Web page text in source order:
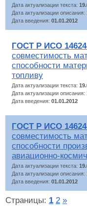
Дата актуализации текста:
Дата актуализации описания:
Дата введения: 01.01.2012
ГОСТ Р ИСО
совместимость
способности
топливу
Дата актуализации текста:
Дата актуализации описания:
Дата введения: 01.01.2012
ГОСТ Р ИСО
совместимость
способности
авиационно-
Дата актуализации текста:
Дата актуализации описания:
Дата введения: 01.01.2012
Страницы: 1 2 »